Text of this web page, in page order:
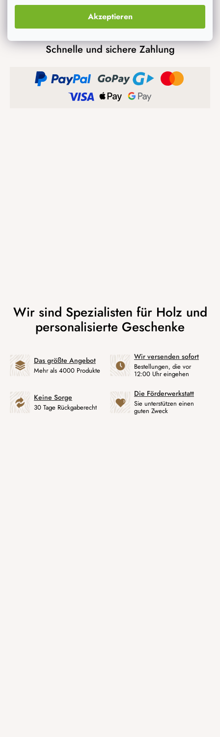
Akzeptieren
Schnelle und sichere Zahlung
Das größte Angebot
Mehr als 4000 Produkte
Wir versenden sofort
Bestellungen, die vor
12:00 Uhr eingehen
Keine Sorge
30 Tage Rückgaberecht
Die Förderwerkstatt
Sie unterstützen einen
guten Zweck